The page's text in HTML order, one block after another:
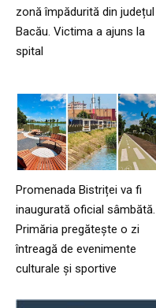
zonă împădurită din județul
Bacău. Victima a ajuns la
spital
Promenada Bistriței va fi
inaugurată oficial sâmbătă.
Primăria pregătește o zi
întreagă de evenimente
culturale și sportive